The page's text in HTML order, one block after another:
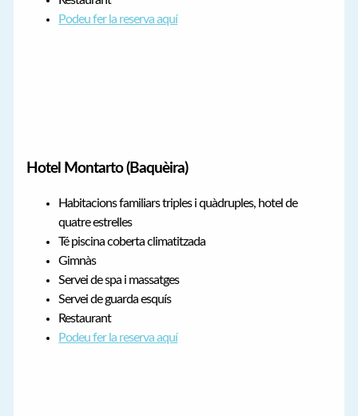
Podeu fer la reserva aquí
Hotel Montarto (Baquèira)
Habitacions familiars triples i quàdruples, hotel de
quatre estrelles
Té piscina coberta climatitzada
Gimnàs
Servei de spa i massatges
Servei de guarda esquís
Restaurant
Podeu fer la reserva aquí